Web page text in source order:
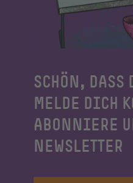
SCHÖN,
MELDE DICH
ABONNIERE
NEWSLETTER